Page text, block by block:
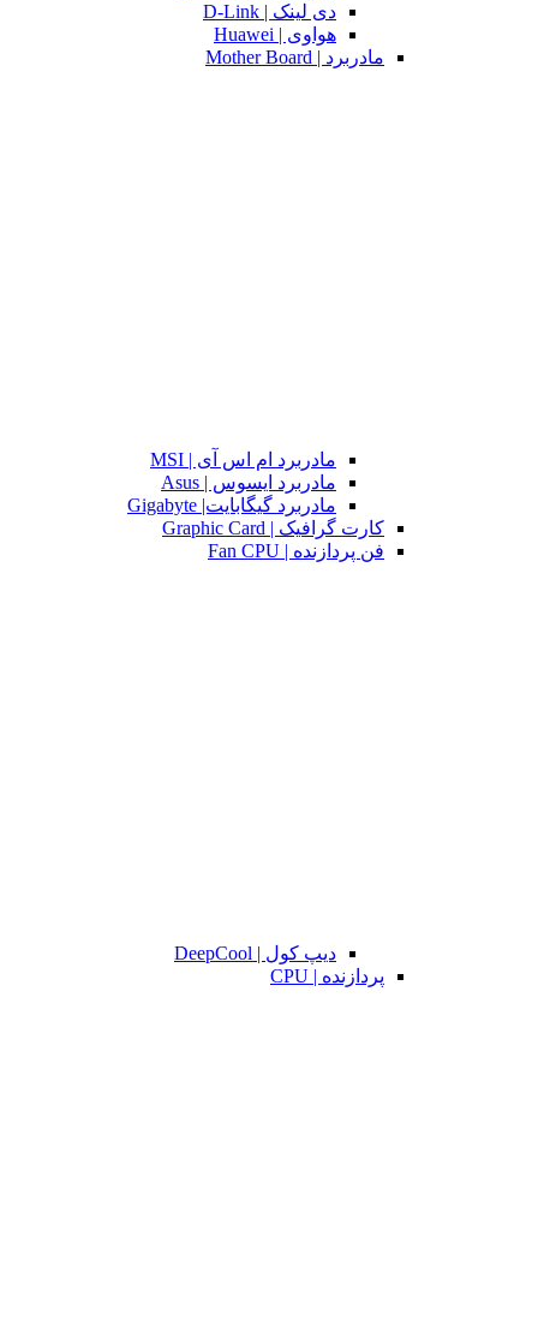
دی لینک | D-Link
هواوی | Huawei
مادربرد | Mother Board
مادربرد ام اس آی | MSI
مادربرد ایسوس | Asus
مادربرد گیگابایت| Gigabyte
کارت گرافیک | Graphic Card
فن پردازنده | Fan CPU
دیپ کول | DeepCool
پردازنده | CPU